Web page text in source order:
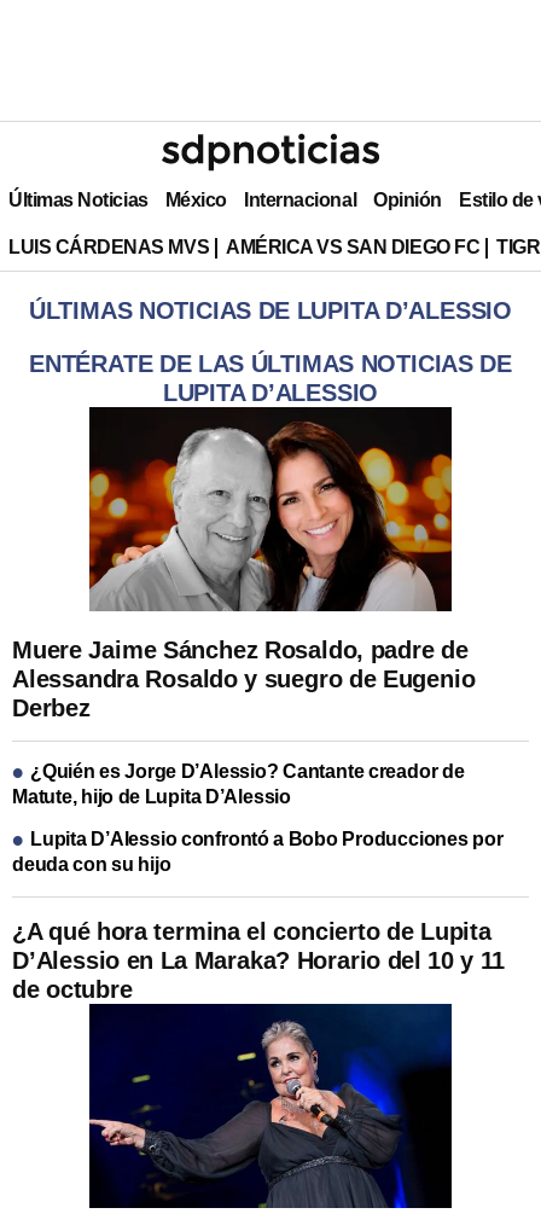
Últimas Noticias México Internacional Opinión Estilo de
LUIS CÁRDENAS MVS AMÉRICA VS SAN DIEGO FC
ÚLTIMAS NOTICIAS DE LUPITA D’ALESSIO
ENTÉRATE DE LAS ÚLTIMAS NOTICIAS DE
LUPITA D’ALESSIO
¿A qué hora termina el concierto de Lupita
D’Alessio en La Maraka? Horario del 10 y 11
de octubre
Muere Jaime Sánchez Rosaldo, padre de
Alessandra Rosaldo y suegro de Eugenio
Derbez
¿Quién es Jorge D’Alessio? Cantante creador de
Matute, hijo de Lupita D’Alessio
Lupita D’Alessio confrontó a Bobo Producciones por
deuda con su hijo